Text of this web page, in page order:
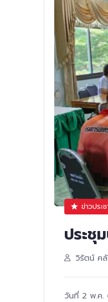
ข่าวประ
ประชุ
วิรัตน์ ค
วันที่ 2 พ.ค